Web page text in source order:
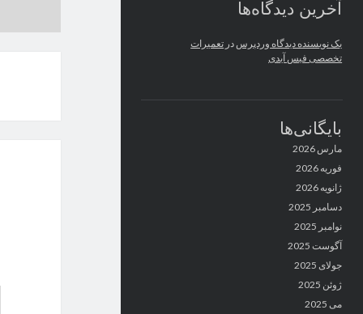
آخرین دیدگاه‌ها
یک نویسنده دیدگاه وردپرس در تعمیرات
تخصصی فیس آیدی
بایگانی‌ها
مارس 2026
فوریه 2026
ژانویه 2026
دسامبر 2025
نوامبر 2025
آگوست 2025
جولای 2025
ژوئن 2025
می 2025